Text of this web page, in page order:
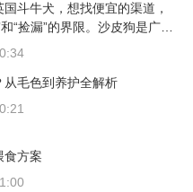
斗牛犬，想找便宜的渠道，
“捡漏”的界限。沙皮狗是广东
方城市有优势；英国斗牛犬
。
从毛色到养护全解析
食方案